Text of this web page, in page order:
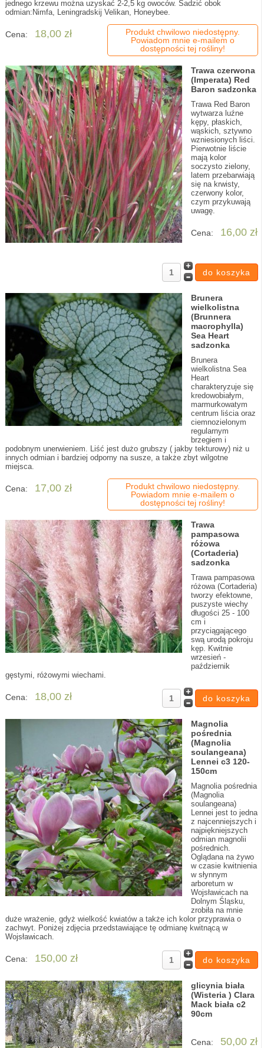
jednego krzewu można uzyskać 2-2,5 kg owoców. Sadzić obok
odmian:Nimfa, Leningradskij Velikan, Honeybee.
Cena: 18,00 zł
Produkt chwilowo niedostępny.
Powiadom mnie e-mailem o
dostępności tej rośliny!
Trawa czerwona
(Imperata) Red
Baron sadzonka
Trawa Red Baron
wytwarza luźne
kępy, płaskich,
wąskich, sztywno
wzniesionych liści.
Pierwotnie liście
mają kolor
soczysto zielony,
latem przebarwiają
się na krwisty,
czerwony kolor,
czym przykuwają
uwagę.
Cena: 16,00 zł
Brunera
wielkolistna
(Brunnera
macrophylla)
Sea Heart
sadzonka
Brunera
wielkolistna Sea
Heart
charakteryzuje się
kredowobiałym,
marmurkowatym
centrum liścia oraz
ciemnozielonym
regularnym
brzegiem i
podobnym unerwieniem. Liść jest dużo grubszy ( jakby tekturowy) niż u
innych odmian i bardziej odporny na susze, a także zbyt wilgotne
miejsca.
Cena: 17,00 zł
Produkt chwilowo niedostępny.
Powiadom mnie e-mailem o
dostępności tej rośliny!
Trawa
pampasowa
różowa
(Cortaderia)
sadzonka
Trawa pampasowa
różowa (Cortaderia)
tworzy efektowne,
puszyste wiechy
długości 25 - 100
cm i
przyciągającego
swą urodą pokroju
kęp. Kwitnie
wrzesień -
październik
gęstymi, różowymi wiechami.
Cena: 18,00 zł
Magnolia
pośrednia
(Magnolia
soulangeana)
Lennei c3 120-
150cm
Magnolia pośrednia
(Magnolia
soulangeana)
Lennei jest to jedna
z najcenniejszych i
najpiękniejszych
odmian magnolii
pośrednich.
Oglądana na żywo
w czasie kwitnienia
w słynnym
arboretum w
Wojsławicach na
Dolnym Śląsku,
zrobiła na mnie
duże wrażenie, gdyż wielkość kwiatów a także ich kolor przyprawia o
zachwyt. Poniżej zdjęcia przedstawiające tę odmianę kwitnącą w
Wojsławicach.
Cena: 150,00 zł
glicynia biała
(Wisteria ) Clara
Mack biała c2
90cm
Cena: 50,00 zł